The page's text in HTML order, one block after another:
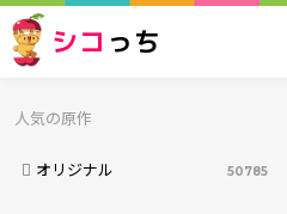
シコ っち
人気の原作
オリジナル 50785